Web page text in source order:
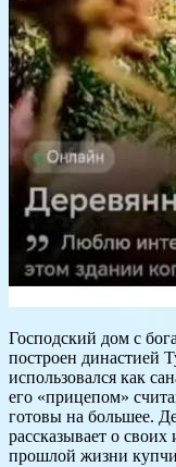
Господский дом с
построен династией
использовался как
его «прицепом»
готовы на большее.
рассказывает о
прошлой жизни